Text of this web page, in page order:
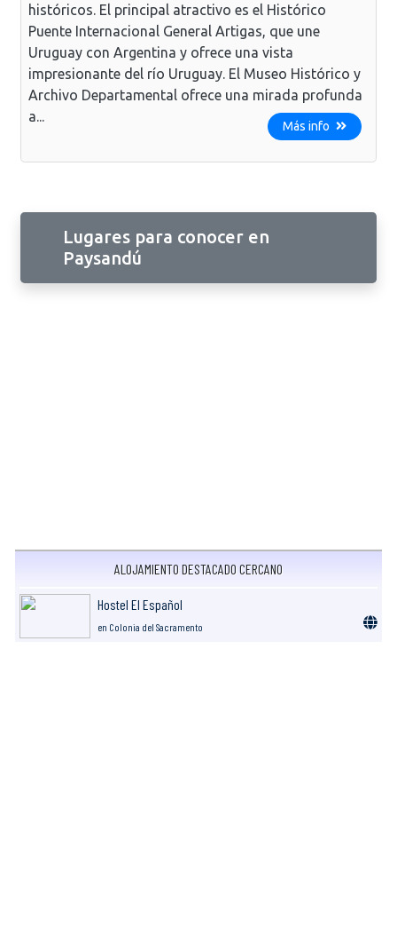
históricos. El principal atractivo es el Histórico
Puente Internacional General Artigas, que une
Uruguay con Argentina y ofrece una vista
impresionante del río Uruguay. El Museo Histórico y
Archivo Departamental ofrece una mirada profunda
a...
Más info
Lugares para conocer en
Paysandú
ALOJAMIENTO DESTACADO CERCANO
Hostel El Español
en Colonia del Sacramento